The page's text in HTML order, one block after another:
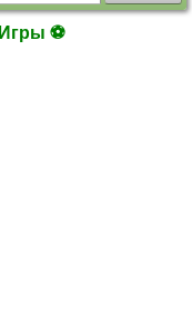
Игры ⚽